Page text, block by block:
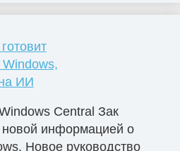
ИИ
Central Зак
информацией о
Новое руководство